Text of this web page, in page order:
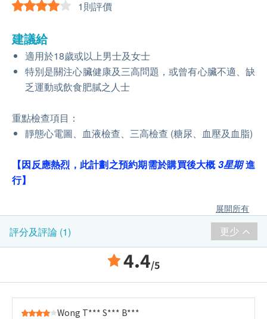
1則評價
建議給
適用於18歲或以上男士及女士
特別是關注心臟健康及三高問題，或曾有心臟不適、缺
乏運動或飲食肥膩之人士
重點檢查項目：
靜態心電圖、血液檢查、三高檢查 (糖尿、血壓及血脂)
【因反應熱烈，此計劃之預約期需於購買後大概3星期進
行】
展開所有
評分及評論 (1) 更少
4.4/5
Wong T*** S*** B***